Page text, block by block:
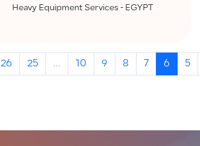
Heavy Equipment Services - EGYPT
5
6
7
8
9
10
...
25
26